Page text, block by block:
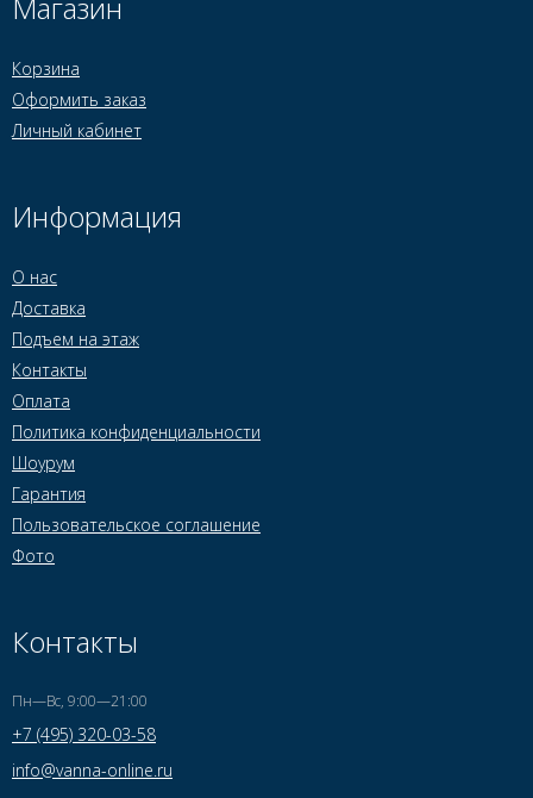
Магазин
Корзина
Оформить заказ
Личный кабинет
Информация
О нас
Доставка
Подъем на этаж
Контакты
Оплата
Политика конфиденциальности
Шоурум
Гарантия
Пользовательское соглашение
Фото
Контакты
Пн—Вс, 9:00—21:00
+7 (495) 320-03-58
info@vanna-online.ru